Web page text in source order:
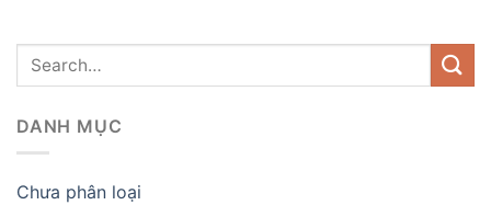
DANH MỤC
Chưa phân loại